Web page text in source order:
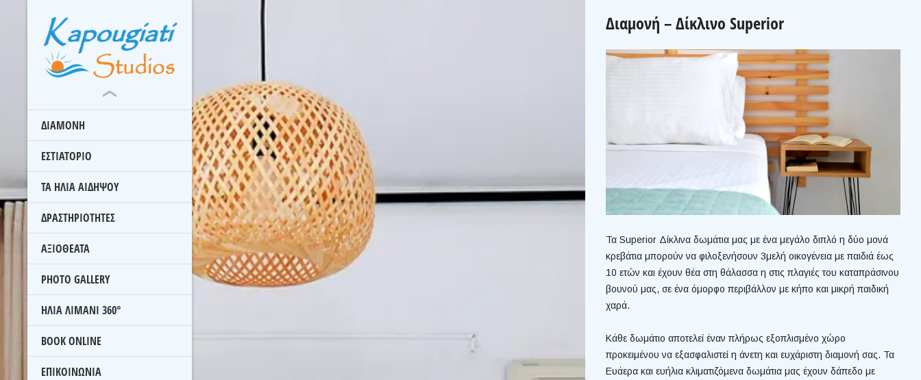
ΔΙΑΜΟΝΗ
ΕΣΤΙΑΤΟΡΙΟ
ΤΑ ΗΛΙΑ ΑΙΔΗΨΟΥ
ΔΡΑΣΤΗΡΙΟΤΗΤΕΣ
ΑΞΙΟΘΕΑΤΑ
PHOTO GALLERY
ΗΛΙΑ ΛΙΜΑΝΙ 360°
BOOK ONLINE
ΕΠΙΚΟΙΝΩΝΙΑ
Διαμονή – Δίκλινο Superior
Τα Superior Δίκλινα δωμάτια μας με ένα μεγάλο διπλό η δύο μονά
κρεβάτια μπορούν να φιλοξενήσουν 3μελή οικογένεια με παιδιά έως
10 ετών και έχουν θέα στη θάλασσα η στις πλαγιές του καταπράσινου
βουνού μας, σε ένα όμορφο περιβάλλον με κήπο και μικρή παιδική
χαρά.
Κάθε δωμάτιο αποτελεί έναν πλήρως εξοπλισμένο χώρο
προκειμένου να εξασφαλιστεί η άνετη και ευχάριστη διαμονή σας. Τα
Ευάερα και ευήλια κλιματιζόμενα δωμάτια μας έχουν δάπεδο με